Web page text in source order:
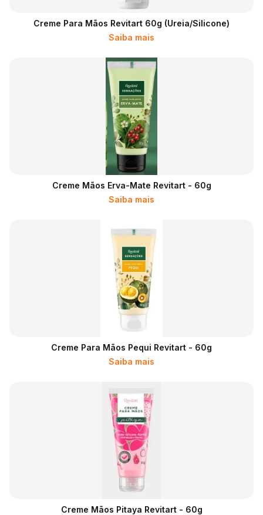
Creme Para Mãos Revitart 60g (ureia/silicone)
Saiba mais
Creme Mãos Erva-Mate Revitart - 60g
Saiba mais
Creme Para Mãos Pequi Revitart - 60g
Saiba mais
Creme Mãos Pitaya Revitart - 60g